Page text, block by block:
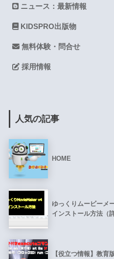
ニュース：最新情報
KIDSPRO出版物
無料体験・問合せ
採用情報
人気の記事
HOME
ゆっくりムービーメ
インストール方法（
【役立つ情報】教育